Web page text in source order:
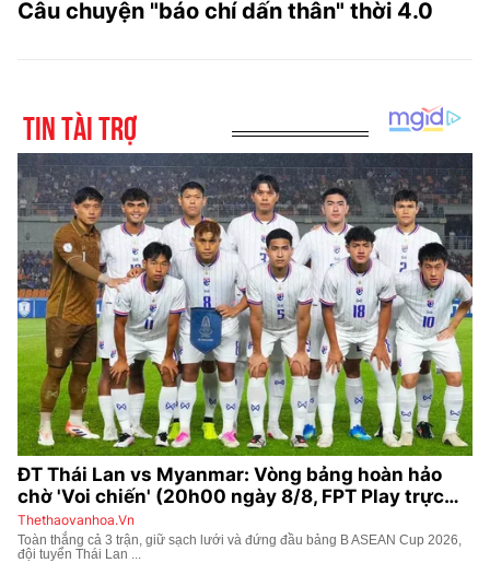
Câu chuyện "báo chí dấn thân" thời 4.0